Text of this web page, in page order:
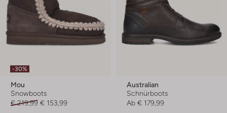
-30%
Mou
Snowboots
€ 219,99 € 153,99
Australian
Schnürboots
Ab € 179,99